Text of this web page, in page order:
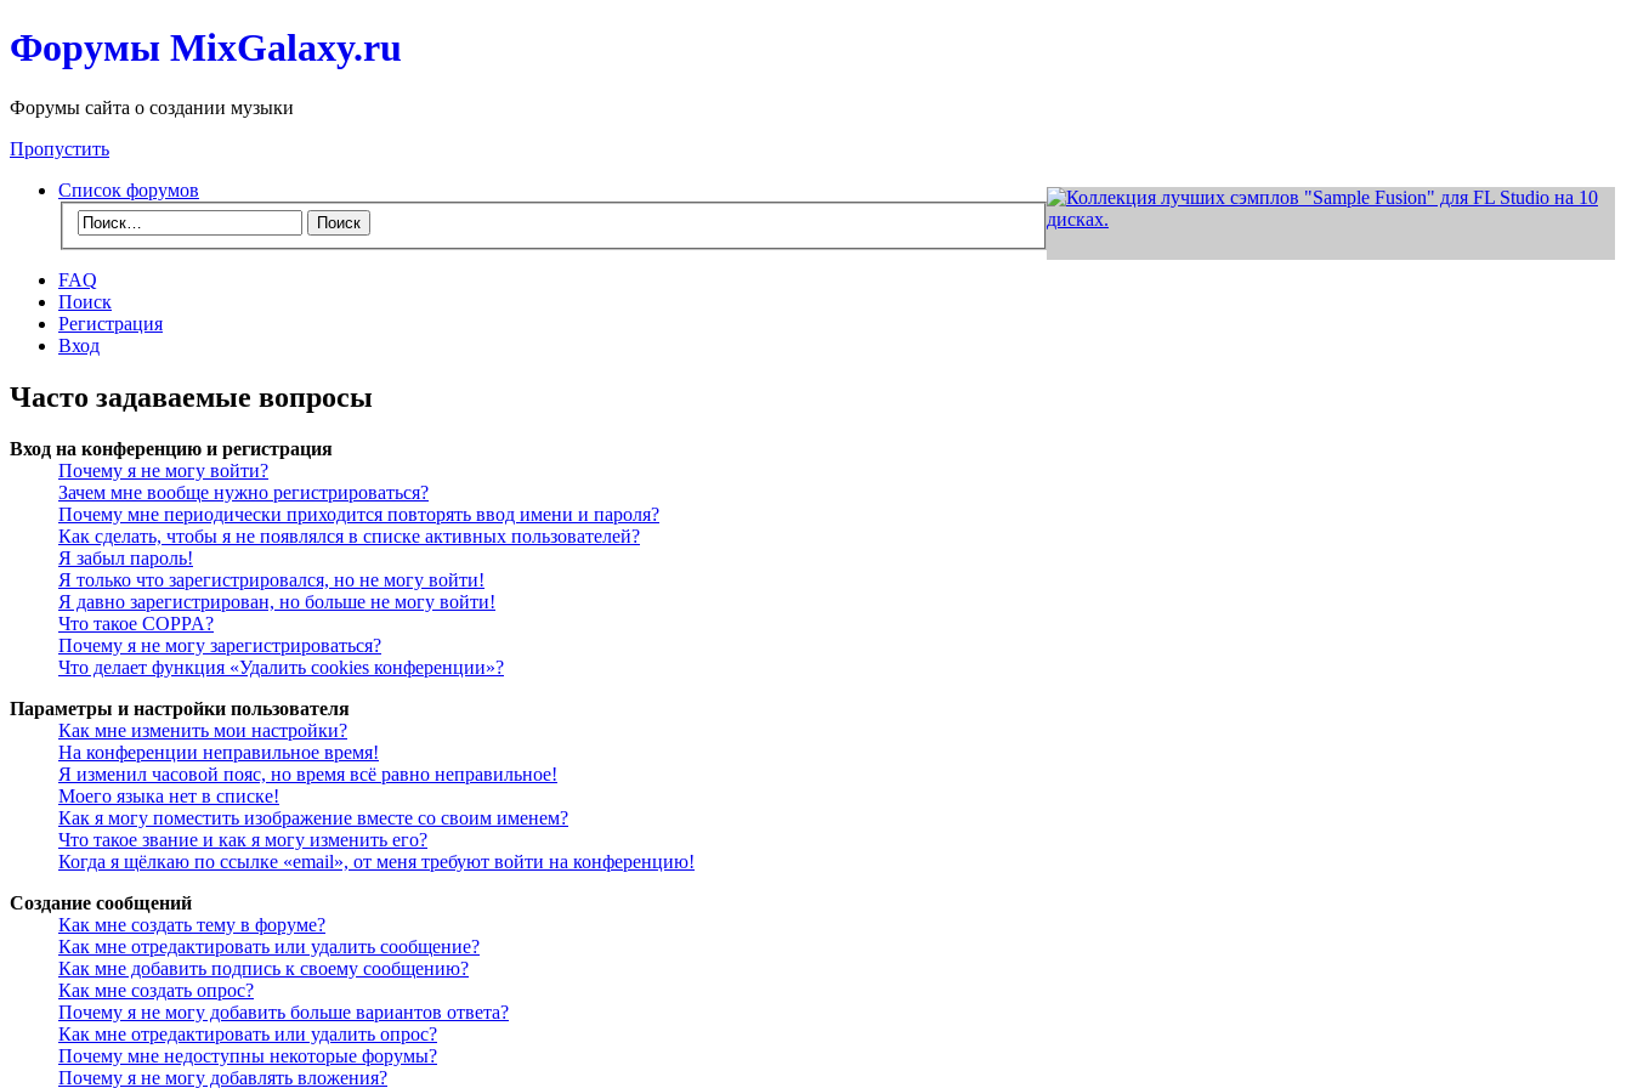
Форумы MixGalaxy.ru
Форумы сайта о создании музыки
Пропустить
Список форумов
FAQ
Поиск
Регистрация
Вход
Часто задаваемые вопросы
Вход на конференцию и регистрация
Почему я не могу войти?
Зачем мне вообще нужно регистрироваться?
Почему мне периодически приходится повторять ввод имени и пароля?
Как сделать, чтобы я не появлялся в списке активных пользователей?
Я забыл пароль!
Я только что зарегистрировался, но не могу войти!
Я давно зарегистрирован, но больше не могу войти!
Что такое COPPA?
Почему я не могу зарегистрироваться?
Что делает функция «Удалить cookies конференции»?
Параметры и настройки пользователя
Как мне изменить мои настройки?
На конференции неправильное время!
Я изменил часовой пояс, но время всё равно неправильное!
Моего языка нет в списке!
Как я могу поместить изображение вместе со своим именем?
Что такое звание и как я могу изменить его?
Когда я щёлкаю по ссылке «email», от меня требуют войти на конференцию!
Создание сообщений
Как мне создать тему в форуме?
Как мне отредактировать или удалить сообщение?
Как мне добавить подпись к своему сообщению?
Как мне создать опрос?
Почему я не могу добавить больше вариантов ответа?
Как мне отредактировать или удалить опрос?
Почему мне недоступны некоторые форумы?
Почему я не могу добавлять вложения?